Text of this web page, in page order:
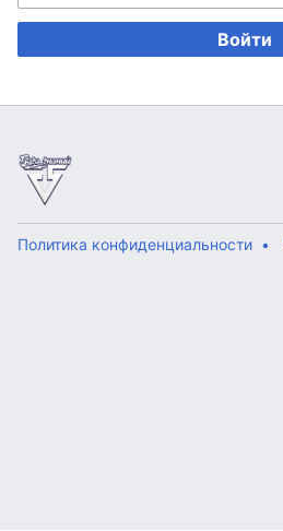
Войти
Политика конфиденциальности